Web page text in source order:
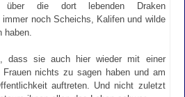
über die dort lebenden Draken
noch Scheichs, Kalifen und wilde
haben.
dass sie auch hier wieder mit einer
nichts zu sagen haben und am
auftreten. Und nicht zuletzt